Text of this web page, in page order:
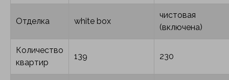
Отделка white box
чистовая
(включена)
Количество
квартир
139 230